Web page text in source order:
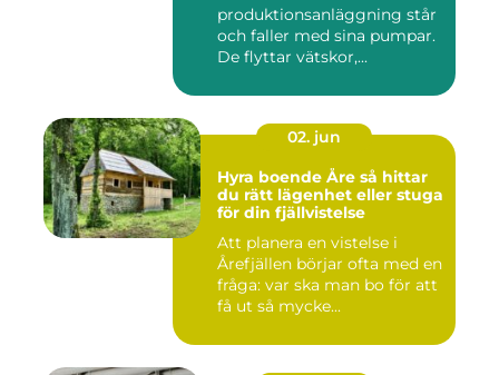
produktionsanläggning står
och faller med sina pumpar.
De flyttar vätskor,...
02. jun
Hyra boende Åre så hittar
du rätt lägenhet eller stuga
för din fjällvistelse
Att planera en vistelse i
Årefjällen börjar ofta med en
fråga: var ska man bo för att
få ut så mycke...